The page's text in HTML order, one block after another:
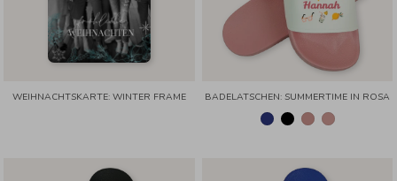
WEIHNACHTSKARTE: WINTER FRAME BADELATSCHEN: SUMMERTIME IN ROSA